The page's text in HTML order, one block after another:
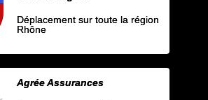
Déplacement sur toute la région
Rhône
Agrée Assurances